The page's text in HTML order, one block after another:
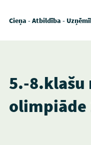
Cieņa - Atbildība -
5.-8.klašu
olimpiāde